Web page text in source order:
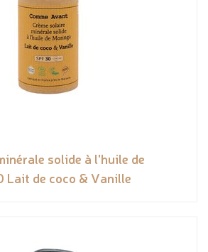
solide à l'huile de
Lait de coco & Vanille